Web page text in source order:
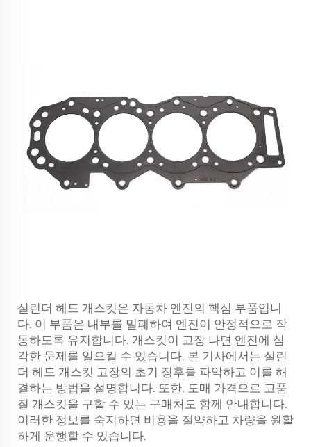
실린더 헤드 개스킷은 자동차 엔진의 핵심 부품입니
다. 이 부품은 내부를 밀폐하여 엔진이 안정적으로 작
동하도록 유지합니다. 개스킷이 고장 나면 엔진에 심
각한 문제를 일으킬 수 있습니다. 본 기사에서는 실린
더 헤드 개스킷 고장의 초기 징후를 파악하고 이를 해
결하는 방법을 설명합니다. 또한, 도매 가격으로 고품
질 개스킷을 구할 수 있는 구매처도 함께 안내합니다.
이러한 정보를 숙지하면 비용을 절약하고 차량을 원활
하게 운행할 수 있습니다.